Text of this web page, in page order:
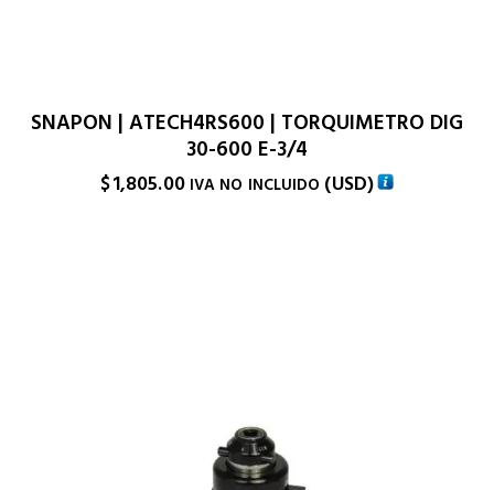
SNAPON | ATECH4RS600 | TORQUIMETRO DIG
30-600 E-3/4
$1,805.00 IVA NO INCLUIDO (USD)